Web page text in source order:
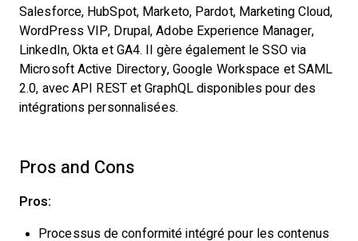
Salesforce, HubSpot, Marketo, Pardot, Marketing Cloud,
WordPress VIP, Drupal, Adobe Experience Manager,
LinkedIn, Okta et GA4. Il gère également le SSO via
Microsoft Active Directory, Google Workspace et SAML
2.0, avec API REST et GraphQL disponibles pour des
intégrations personnalisées.
Pros and Cons
Pros:
Processus de conformité intégré pour les contenus